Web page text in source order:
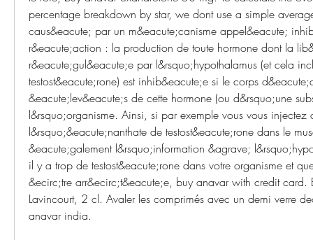
percentage breakdown by star, we dont use a simple
caus&eacute; par un m&eacute;canisme appel&eacute;
r&eacute;action : la production de toute hormone dont la
r&eacute;gul&eacute;e par l&rsquo;hypothalamus (et cela
testost&eacute;rone) est inhib&eacute;e si le corps
&eacute;lev&eacute;s de cette hormone (ou d&rsquo;une
l&rsquo;organisme. Ainsi, si par exemple vous vous injectez
l&rsquo;&eacute;nanthate de testost&eacute;rone dans le
&eacute;galement l&rsquo;information &agrave;
il y a trop de testost&eacute;rone dans votre organisme et
&ecirc;tre arr&ecirc;t&eacute;e, buy anavar with credit
Lavincourt, 2 cl. Avaler les comprimés avec un demi verre
anavar india.